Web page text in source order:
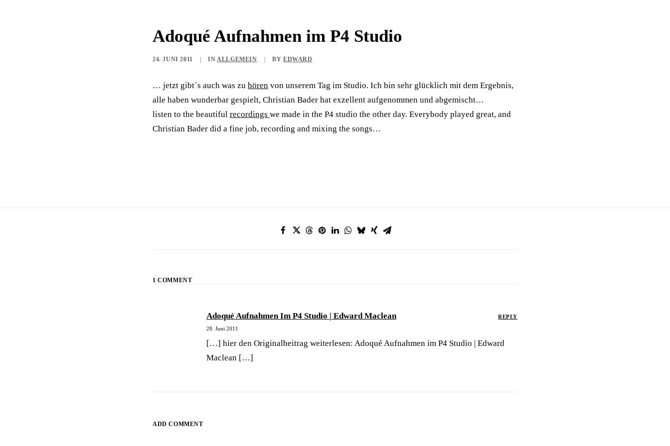
Adoqué Aufnahmen im P4 Studio
24. JUNI 2011 INALLGEMEIN BYEDWARD
… jetzt gibt´s auch was zu hören von unserem Tag im Studio. Ich bin sehr glücklich mit dem Ergebnis,
alle haben wunderbar gespielt, Christian Bader hat exzellent aufgenommen und abgemischt…
listen to the beautiful recordings we made in the P4 studio the other day. Everybody played great, and
Christian Bader did a fine job, recording and mixing the songs…
1 COMMENT
Adoqué Aufnahmen Im P4 Studio | Edward Maclean
28. Juni 2011
[…] hier den Originalbeitrag weiterlesen: Adoqué Aufnahmen im P4 Studio | Edward
Maclean […]
REPLY
ADD COMMENT